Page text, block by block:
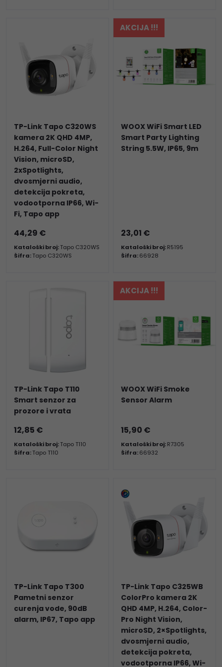
TP-Link Tapo C320WS
kamera 2K QHD 4MP,
H.264, Full-Color Night
Vision, microSD,
2xSpotlights,
dvosmjerni audio,
detekcija pokreta,
vodootporna IP66, Wi-
Fi, Tapo app
44,29 €
Kataloški broj:Tapo C320WS
Šifra:Tapo C320WS
AKCIJA !!!
WOOX WiFi Smart LED
Smart Party Lighting
String 5.5W, IP65, 9m
23,01 €
Kataloški broj:R5195
Šifra:66928
TP-Link Tapo T110
Smart senzor za
prozore i vrata
12,85 €
Kataloški broj:Tapo T110
Šifra:Tapo T110
AKCIJA !!!
WOOX WiFi Smoke
Sensor Alarm
15,90 €
Kataloški broj:R7305
Šifra:66932
TP-Link Tapo T300
Pametni senzor
curenja vode, 90dB
alarm, IP67, Tapo app
TP-Link Tapo C325WB
ColorPro kamera 2K
QHD 4MP, H.264, Color-
Pro Night Vision,
microSD, 2×Spotlights,
dvosmjerni audio,
detekcija pokreta,
vodootporna IP66, Wi-